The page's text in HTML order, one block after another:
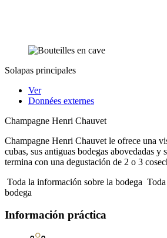
Solapas principales
Ver
Données externes
Champagne Henri Chauvet
Champagne Henri Chauvet le ofrece una
cubas, sus antiguas bodegas abovedadas y
termina con una degustación de 2 o 3
Toda la información sobre la bodega
bodega
Información práctica